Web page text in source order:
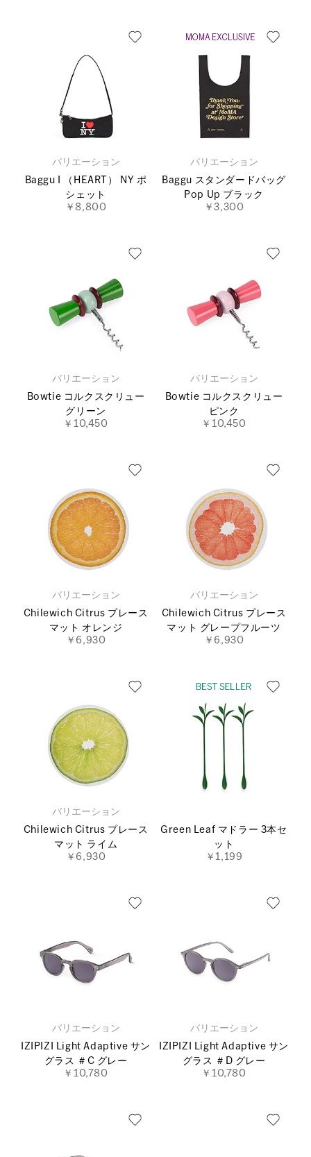
バリエーション
Baggu I （HEART） NY ポ
シェット
￥8,800
バリエーション
Baggu スタンダードバッグ
Pop Up ブラック
￥3,300
バリエーション
Bowtie コルクスクリュー
グリーン
￥10,450
バリエーション
Bowtie コルクスクリュー
ピンク
￥10,450
バリエーション
Chilewich Citrus プレース
マット オレンジ
￥6,930
バリエーション
Chilewich Citrus プレース
マット グレープフルーツ
￥6,930
バリエーション
Chilewich Citrus プレース
マット ライム
￥6,930
Green Leaf マドラー 3本セ
ット
￥1,199
バリエーション
IZIPIZI Light Adaptive サン
グラス ＃C グレー
￥10,780
バリエーション
IZIPIZI Light Adaptive サン
グラス ＃D グレー
￥10,780